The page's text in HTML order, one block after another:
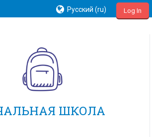
Log In
Русский ‎(ru)‎
ШКОЛА